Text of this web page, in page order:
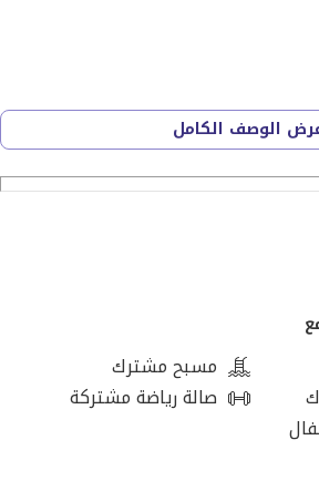
الوصف الكامل
مسبح مشترك
صالة رياضة مشتركة